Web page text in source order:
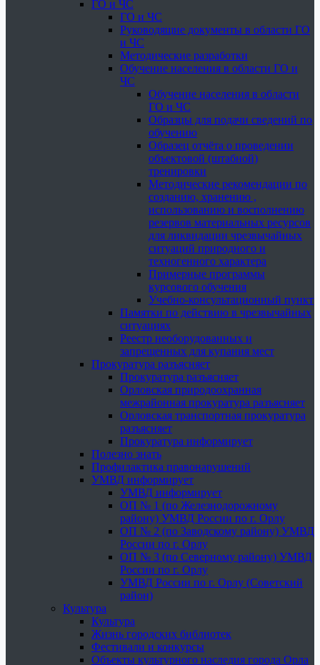
ГО и ЧС
ГО и ЧС
Руководящие документы в области ГО
и ЧС
Методические разработки
Обучение населения в области ГО и
ЧС
Обучение населения в области
ГО и ЧС
Образцы для подачи сведений по
обучению
Образец отчёта о проведении
объектовой (штабной)
тренировки
Методические рекомендации по
созданию, хранению ,
использованию и восполнению
резервов материальных ресурсов
для ликвидации чрезвычайных
ситуаций природного и
техногенного характера
Примерные программы
курсового обучения
Учебно-консультационный пункт
Памятки по действию в чрезвычайных
ситуациях
Реестр необорудованных и
запрещенных для купания мест
Прокуратура разъясняет
Прокуратура разъясняет
Орловская природоохранная
межрайонная прокуратура разъясняет
Орловская транспортная прокуратура
разъясняет
Прокуратура информирует
Полезно знать
Профилактика правонарушений
УМВД информирует
УМВД информирует
ОП № 1 (по Железнодорожному
району) УМВД России по г. Орлу
ОП № 2 (по Заводскому району) УМВД
России по г. Орлу
ОП № 3 (по Северному району) УМВД
России по г. Орлу
УМВД России по г. Орлу (Советский
район)
Культура
Культура
Жизнь городских библиотек
Фестивали и конкурсы
Объекты культурного наследия города Орла